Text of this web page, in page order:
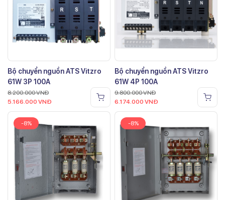
Bộ chuyển nguồn ATS Vitzro
61W 3P 100A
8.200.000VNĐ
5.166.000 VNĐ
Bộ chuyển nguồn ATS Vitzro
61W 4P 100A
9.800.000VNĐ
6.174.000 VNĐ
-8% -8%